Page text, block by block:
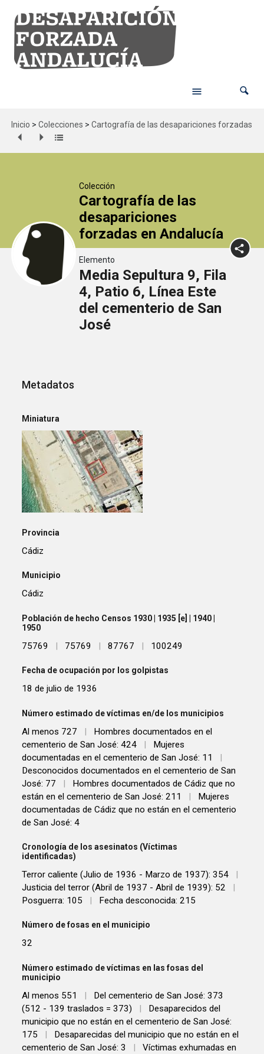
Inicio > Colecciones > Cartografía de las desapariciones forzadas
Colección
Cartografía de las
desapariciones
forzadas en Andalucía
Elemento
Media Sepultura 9, Fila
4, Patio 6, Línea Este
del cementerio de San
José
Metadatos
Miniatura
Provincia
Cádiz
Municipio
Cádiz
Población de hecho Censos 1930 | 1935 [e] | 1940 |
1950
75769 | 75769 | 87767 | 100249
Fecha de ocupación por los golpistas
18 de julio de 1936
Número estimado de víctimas en/de los municipios
Al menos 727 |
Hombres documentados en el
cementerio de San José: 424
|
Mujeres
documentadas en el cementerio de San José: 11
|
Desconocidos documentados en el cementerio de San
José: 77
|
Hombres documentados de Cádiz que no
están en el cementerio de San José: 211
|
Mujeres
documentadas de Cádiz que no están en el cementerio
de San José: 4
Cronología de los asesinatos (Víctimas
identificadas)
Terror caliente (Julio de 1936 - Marzo de 1937): 354
|
Justicia del terror (Abril de 1937 - Abril de 1939): 52
|
Posguerra: 105
| Fecha desconocida: 215
Número de fosas en el municipio
32
Número estimado de víctimas en las fosas del
municipio
Al menos 551 |
Del cementerio de San José: 373
(512 - 139 traslados = 373)
|
Desaparecidos del
municipio que no están en el cementerio de San José:
175
|
Desaparecidas del municipio que no están en el
cementerio de San José: 3
|
Víctimas exhumadas en